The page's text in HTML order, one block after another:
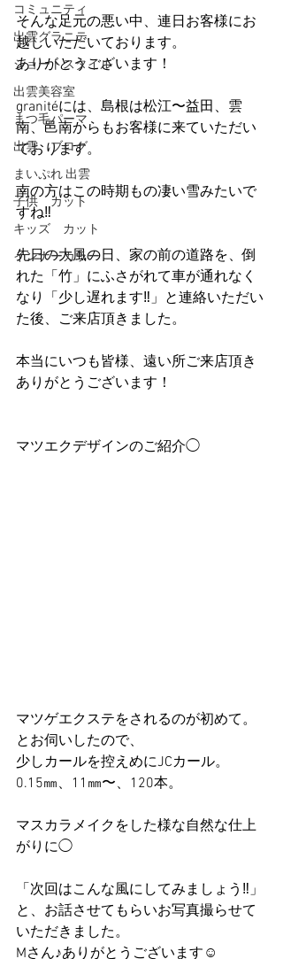
コミュニティ
出雲グラニテ
ショートスタイル
出雲美容室
まつ毛パーマ
出雲 ブログ
まいぷれ 出雲
子供 カット
キッズ カット
インナーカラー
そんな足元の悪い中、連日お客様にお
越しいただいております。
ありがとうございます！
granitéには、島根は松江〜益田、雲
南、邑南からもお客様に来ていただい
ております。
南の方はこの時期もの凄い雪みたいで
すね‼︎
先日の大風の日、家の前の道路を、倒
れた「竹」にふさがれて車が通れなく
なり「少し遅れます‼︎」と連絡いただい
た後、ご来店頂きました。
本当にいつも皆様、遠い所ご来店頂き
ありがとうございます！
マツエクデザインのご紹介◯
マツゲエクステをされるのが初めて。
とお伺いしたので、
少しカールを控えめにJCカール。
0.15㎜、11㎜〜、120本。
マスカラメイクをした様な自然な仕上
がりに◯
「次回はこんな風にしてみましょう‼︎」
と、お話させてもらいお写真撮らせて
いただきました。
Mさん♪ありがとうございます☺︎